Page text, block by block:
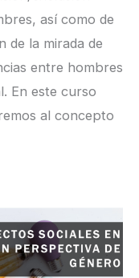
así como de
de la mirada de
entre hombres
En este curso
al concepto